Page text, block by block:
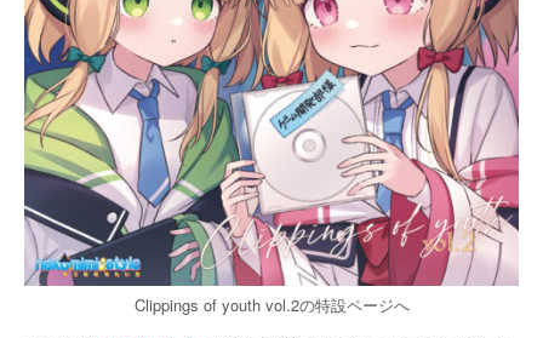
Clippings of youth vol.2の特設ページへ